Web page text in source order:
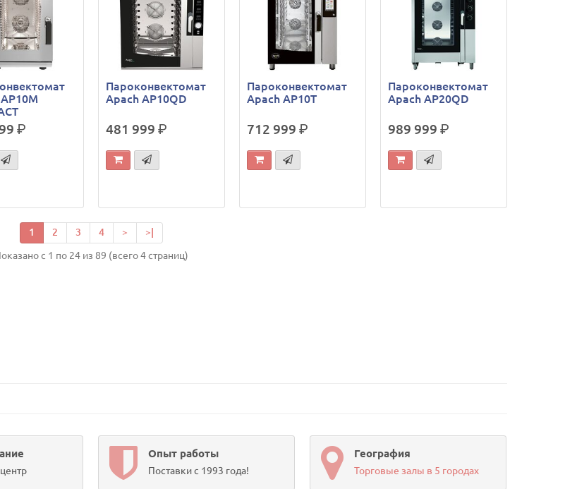
р.
Пароконвектомат
Apach AP10QD
481 999 р.
Пароконвектомат
Apach AP10T
712 999 р.
Пароконвектомат
Apach AP20QD
989 999 р.
1 2 3 4 > >|
с 1 по 24 из 89 (всего 4 страниц)
Опыт работы
Поставки с 1993 года!
География
Торговые залы в 5 городах